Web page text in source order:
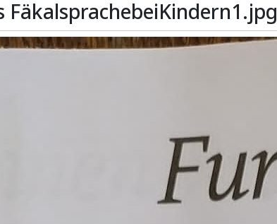
FäkalsprachebeiKindern1.jpg